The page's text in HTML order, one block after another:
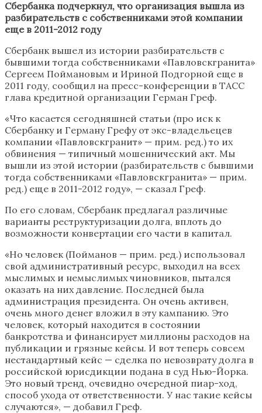
Сбербанка подчеркнул, что организация вышла из
разбирательств с собственниками этой компании
еще в 2011-2012 году
Сбербанк вышел из истории разбирательств с
бывшими тогда собственниками «Павловскгранита»
Сергеем Поймановым и Ириной Подгорной еще в
2011 году, сообщил на пресс-конференции в ТАСС
глава кредитной организации Герман Греф.
«Что касается сегодняшней статьи (про иск к
Сбербанку и Герману Грефу от экс-владельецев
компании «Павловскгранит» — прим. ред.) то их
обвинения — типичный мошеннический акт. Мы
вышли из этой истории (разбирательств с бывшими
тогда собственниками «Павловскгранита» — прим.
ред.) еще в 2011-2012 году», — сказал Греф.
По его словам, Сбербанк предлагал различные
варианты реструктуризации долга, вплоть до
возможности конвертации его части в капитал.
«Но человек (Пойманов — прим. ред.) использовал
свой административный ресурс, выходил на всех
мыслимых и немыслимых чиновников, пытался
оказать на них давление. Последней была
администрация президента. Он очень активен,
очень много денег вложил в эту кампанию. Это
человек, который находится в состоянии
банкротства и финансирует миллионы расходов на
публикации и грязные кейсы. И вот теперь совсем
нестандартный кейс — сделка по невозврату долга в
российской юрисдикции подана в суд Нью-Йорка.
Это новый тренд, очевидно очередной пиар-ход,
способ ухода от ответственности. У нас такие кейсы
случаются», — добавил Греф.